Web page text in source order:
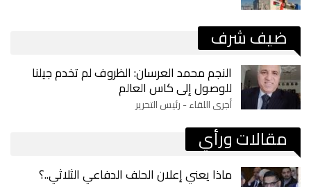
ضيف شرف
النجم محمد العرسان: الظروف لم تخدم جيلنا
للوصول إلى كاس العالم
أجرى اللقاء - رئيس التحرير
مقالات ورأي
ماذا يعني إعلان الحلف الدفاعي الثلاثي..؟